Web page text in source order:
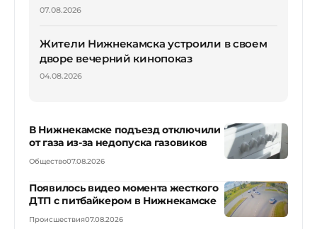
07.08.2026
Жители Нижнекамска устроили в своем
дворе вечерний кинопоказ
04.08.2026
В Нижнекамске подъезд отключили
от газа из-за недопуска газовиков
Общество07.08.2026
Появилось видео момента жесткого
ДТП с питбайкером в Нижнекамске
Происшествия07.08.2026